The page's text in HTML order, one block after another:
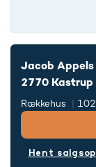
Jacob Appels
2770 Kastrup
Rækkehus 102
Hent